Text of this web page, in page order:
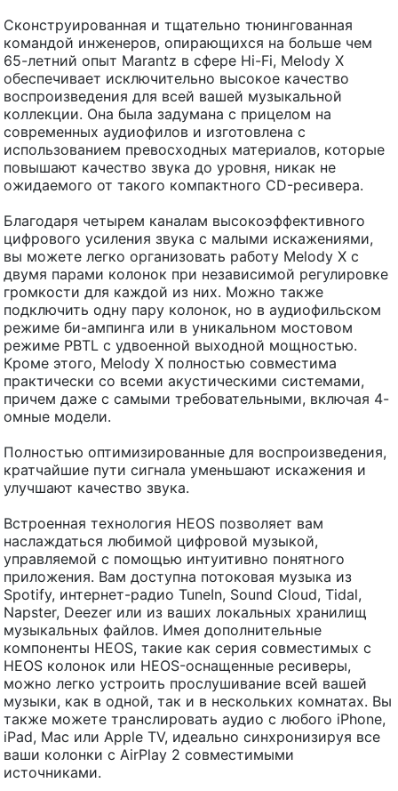
Сконструированная и тщательно тюнингованная
командой инженеров, опирающихся на больше чем
65-летний опыт Marantz в сфере Hi-Fi, Melody X
обеспечивает исключительно высокое качество
воспроизведения для всей вашей музыкальной
коллекции. Она была задумана с прицелом на
современных аудиофилов и изготовлена с
использованием превосходных материалов, которые
повышают качество звука до уровня, никак не
ожидаемого от такого компактного CD-ресивера.
Благодаря четырем каналам высокоэффективного
цифрового усиления звука с малыми искажениями,
вы можете легко организовать работу Melody X с
двумя парами колонок при независимой регулировке
громкости для каждой из них. Можно также
подключить одну пару колонок, но в аудиофильском
режиме би-ампинга или в уникальном мостовом
режиме PBTL с удвоенной выходной мощностью.
Кроме этого, Melody X полностью совместима
практически со всеми акустическими системами,
причем даже с самыми требовательными, включая 4-
омные модели.
Полностью оптимизированные для воспроизведения,
кратчайшие пути сигнала уменьшают искажения и
улучшают качество звука.
Встроенная технология HEOS позволяет вам
наслаждаться любимой цифровой музыкой,
управляемой с помощью интуитивно понятного
приложения. Вам доступна потоковая музыка из
Spotify, интернет-радио TuneIn, Sound Cloud, Tidal,
Napster, Deezer или из ваших локальных хранилищ
музыкальных файлов. Имея дополнительные
компоненты HEOS, такие как серия совместимых с
HEOS колонок или HEOS-оснащенные ресиверы,
можно легко устроить прослушивание всей вашей
музыки, как в одной, так и в нескольких комнатах. Вы
также можете транслировать аудио с любого iPhone,
iPad, Mac или Apple TV, идеально синхронизируя все
ваши колонки с AirPlay 2 совместимыми
источниками.